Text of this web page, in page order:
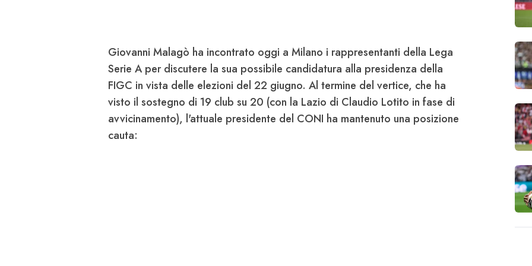
Giovanni Malagò ha incontrato oggi a Milano i rappresentanti della Lega
Serie A per discutere la sua possibile candidatura alla presidenza della
FIGC in vista delle elezioni del 22 giugno. Al termine del vertice, che ha
visto il sostegno di 19 club su 20 (con la Lazio di Claudio Lotito in fase di
avvicinamento), l'attuale presidente del CONI ha mantenuto una posizione
cauta: